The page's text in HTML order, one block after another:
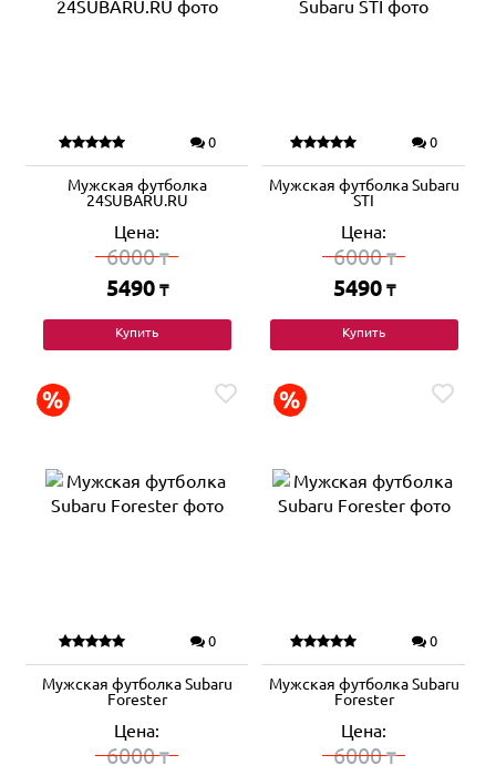
0
Мужская футболка
24SUBARU.RU
Цена:
6000₸
5490 ₸
Купить
0
Мужская футболка Subaru
STI
Цена:
6000₸
5490 ₸
Купить
0
Мужская футболка Subaru
Forester
Цена:
6000₸
0
Мужская футболка Subaru
Forester
Цена:
6000₸